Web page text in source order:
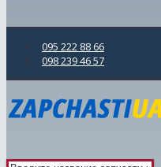
095 222 88 66
098 239 46 57